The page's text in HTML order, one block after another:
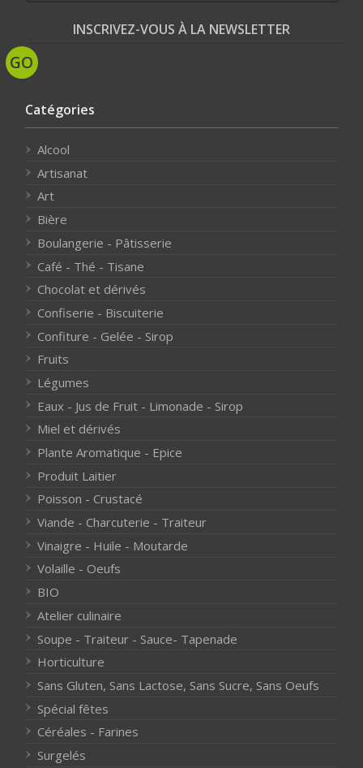
INSCRIVEZ-VOUS À LA NEWSLETTER
Catégories
Alcool
Artisanat
Art
Bière
Boulangerie - Pâtisserie
Café - Thé - Tisane
Chocolat et dérivés
Confiserie - Biscuiterie
Confiture - Gelée - Sirop
Fruits
Légumes
Eaux - Jus de Fruit - Limonade - Sirop
Miel et dérivés
Plante Aromatique - Epice
Produit Laitier
Poisson - Crustacé
Viande - Charcuterie - Traiteur
Vinaigre - Huile - Moutarde
Volaille - Oeufs
BIO
Atelier culinaire
Soupe - Traiteur - Sauce- Tapenade
Horticulture
Sans Gluten, Sans Lactose, Sans Sucre, Sans Oeufs
Spécial fêtes
Céréales - Farines
Surgelés